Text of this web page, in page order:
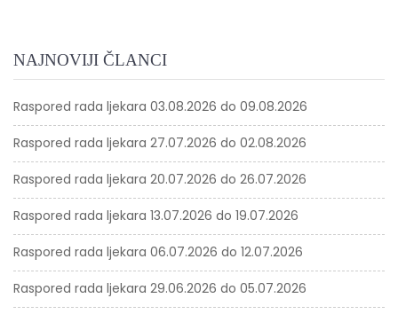
NAJNOVIJI ČLANCI
Raspored rada ljekara 03.08.2026 do 09.08.2026
Raspored rada ljekara 27.07.2026 do 02.08.2026
Raspored rada ljekara 20.07.2026 do 26.07.2026
Raspored rada ljekara 13.07.2026 do 19.07.2026
Raspored rada ljekara 06.07.2026 do 12.07.2026
Raspored rada ljekara 29.06.2026 do 05.07.2026